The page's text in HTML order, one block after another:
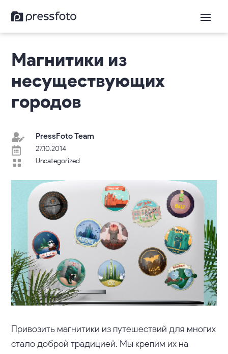
Магнитики из
несуществующих
городов
 PressFoto Team
 27.10.2014
 Uncategorized
Привозить магнитики из путешествий для многих
стало доброй традицией. Мы крепим их на